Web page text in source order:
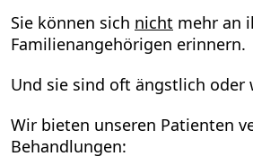
Sie können sich nicht mehr an
Familienangehörigen erinnern.
Und sie sind oft ängstlich oder
Wir bieten unseren Patienten
Behandlungen: